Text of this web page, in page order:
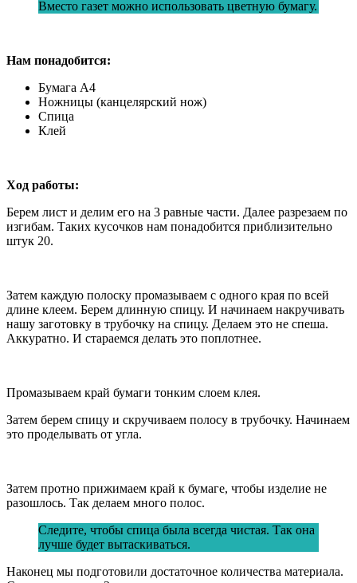
Вместо газет можно использовать цветную бумагу.
Нам понадобится:
Бумага А4
Ножницы (канцелярский нож)
Спица
Клей
Ход работы:
Берем лист и делим его на 3 равные части. Далее разрезаем по
изгибам. Таких кусочков нам понадобится приблизительно
штук 20.
Затем каждую полоску промазываем с одного края по всей
длине клеем. Берем длинную спицу. И начинаем накручивать
нашу заготовку в трубочку на спицу. Делаем это не спеша.
Аккуратно. И стараемся делать это поплотнее.
Промазываем край бумаги тонким слоем клея.
Затем берем спицу и скручиваем полосу в трубочку. Начинаем
это проделывать от угла.
Затем протно прижимаем край к бумаге, чтобы изделие не
разошлось. Так делаем много полос.
Следите, чтобы спица была всегда чистая. Так она
лучше будет вытаскиваться.
Наконец мы подготовили достаточное количества материала.